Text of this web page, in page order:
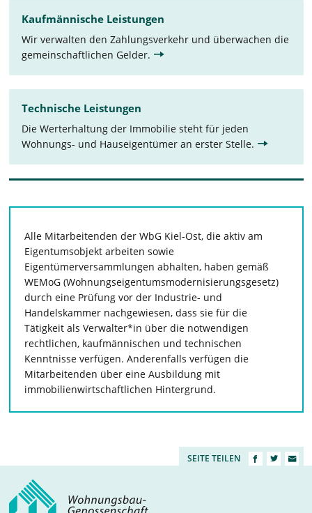
Kaufmännische Leistungen
Wir verwalten den Zahlungsverkehr und überwachen die
gemeinschaftlichen Gelder.
Technische Leistungen
Die Werterhaltung der Immobilie steht für jeden
Wohnungs- und Hauseigentümer an erster Stelle.
Alle Mitarbeitenden der WbG Kiel-Ost, die aktiv am
Eigentumsobjekt arbeiten sowie
Eigentümerversammlungen abhalten, haben gemäß
WEMoG (Wohnungseigentumsmodernisierungsgesetz)
durch eine Prüfung vor der Industrie- und
Handelskammer nachgewiesen, dass sie für die
Tätigkeit als Verwalter*in über die notwendigen
rechtlichen, kaufmännischen und technischen
Kenntnisse verfügen. Anderenfalls verfügen die
Mitarbeitenden über eine Ausbildung mit
immobilienwirtschaftlichen Hintergrund.
SEITE TEILEN